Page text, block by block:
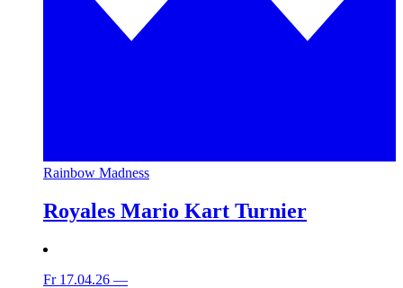
Rainbow Madness
Royales Mario Kart Turnier
Fr 17.04.26 —